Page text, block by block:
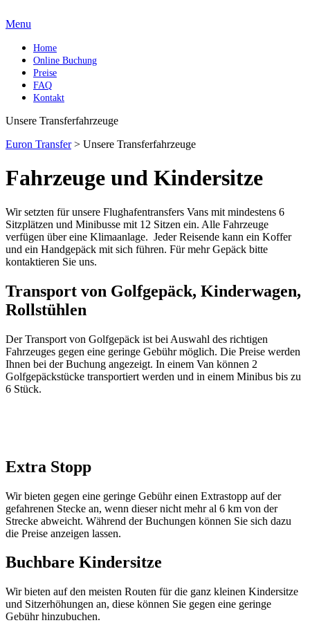
Menu
Home
Online Buchung
Preise
FAQ
Kontakt
Unsere Transferfahrzeuge
Euron Transfer> Unsere Transferfahrzeuge
Fahrzeuge und Kindersitze
Wir setzten für unsere Flughafentransfers Vans mit mindestens 6
Sitzplätzen und Minibusse mit 12 Sitzen ein. Alle Fahrzeuge
verfügen über eine Klimaanlage. Jeder Reisende kann ein Koffer
und ein Handgepäck mit sich führen. Für mehr Gepäck bitte
kontaktieren Sie uns.
Transport von Golfgepäck, Kinderwagen,
Rollstühlen
Der Transport von Golfgepäck ist bei Auswahl des richtigen
Fahrzeuges gegen eine geringe Gebühr möglich. Die Preise werden
Ihnen bei der Buchung angezeigt. In einem Van können 2
Golfgepäckstücke transportiert werden und in einem Minibus bis zu
6 Stück.
Extra Stopp
Wir bieten gegen eine geringe Gebühr einen Extrastopp auf der
gefahrenen Stecke an, wenn dieser nicht mehr al 6 km von der
Strecke abweicht. Während der Buchungen können Sie sich dazu
die Preise anzeigen lassen.
Buchbare Kindersitze
Wir bieten auf den meisten Routen für die ganz kleinen Kindersitze
und Sitzerhöhungen an, diese können Sie gegen eine geringe
Gebühr hinzubuchen.